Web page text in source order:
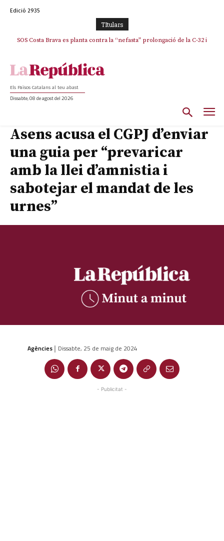
Edició 2935
TItulars
SOS Costa Brava es planta contra la “nefasta” prolongació de la C-32 i
La memòria viva de Josep Sunyol uneix l’esport i la cultura en un emotiu
Els Països Catalans al teu abast
Dissabte, 08 de agost del 2026
Asens acusa el CGPJ d’enviar
una guia per “prevaricar
amb la llei d’amnistia i
sabotejar el mandat de les
urnes”
Agències | Dissabte, 25 de maig de 2024
- Publicitat -